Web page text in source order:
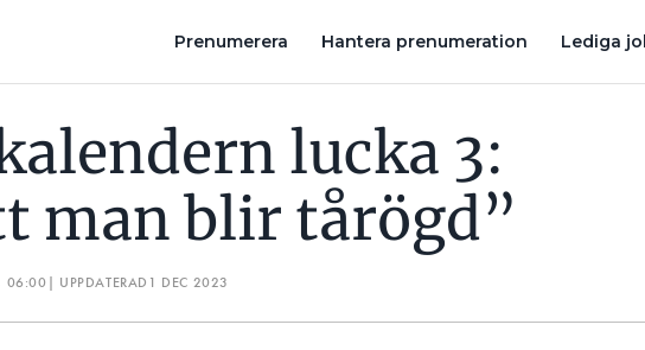
Prenumerera Hantera prenumeration Lediga
lucka 3:
man blir tårögd”
06:00 | UPPDATERAD 1 DEC 2023
TÅRÖGD” HÄR ÄR 2023 ÅRS MEST UPPMÄRKSAMMADE ELFEL